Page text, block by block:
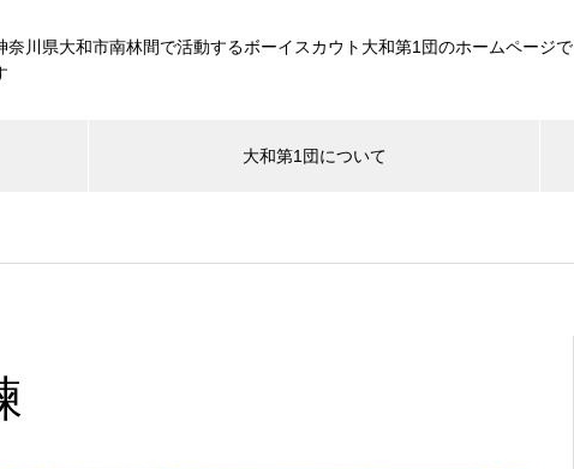
奈川県大和市南林間で活動するボーイスカウト大和第1団のホームページで
大和第1団について